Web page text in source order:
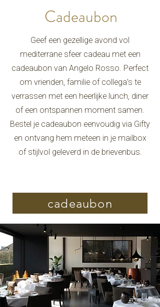
Cadeaubon
Geef een gezellige avond vol
mediterrane sfeer cadeau met een
cadeaubon van Angelo Rosso. Perfect
om vrienden, familie of collega’s te
verrassen met een heerlijke lunch, diner
of een ontspannen moment samen.
Bestel je cadeaubon eenvoudig via Gifty
en ontvang hem meteen in je mailbox
of stijlvol geleverd in de brievenbus.
cadeaubon